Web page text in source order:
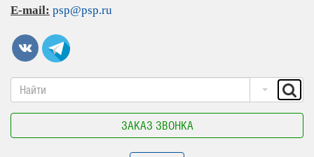
E-mail: psp@psp.ru
ЗАКАЗ ЗВОНКА